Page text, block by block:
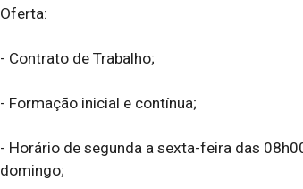
Oferta:
- Contrato de Trabalho;
- Formação inicial e contínua;
- Horário de segunda a sexta-feira das
domingo;